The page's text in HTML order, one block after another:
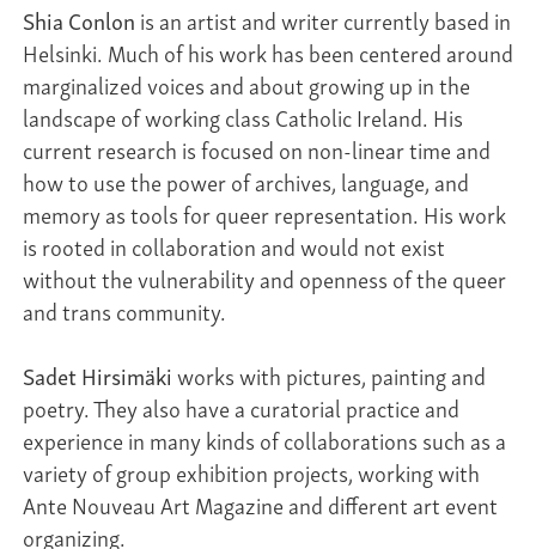
Shia Conlonis an artist and writer currently based in
Helsinki. Much of his work has been centered around
marginalized voices and about growing up in the
landscape of working class Catholic Ireland. His
current research is focused on non-linear time and
how to use the power of archives, language, and
memory as tools for queer representation. His work
is rooted in collaboration and would not exist
without the vulnerability and openness of the queer
and trans community.
Sadet Hirsimäkiworks with pictures, painting and
poetry. They also have a curatorial practice and
experience in many kinds of collaborations such as a
variety of group exhibition projects, working with
Ante Nouveau Art Magazine and different art event
organizing.